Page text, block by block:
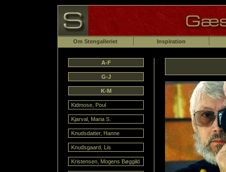
Om Stengalleriet Inspiration
A-F
G-J
K-M
Kidmose, Poul
Kjarval, Maria S.
Knudsdatter, Hanne
Knudsgaard, Lis
Kristensen, Mogens Bøggild